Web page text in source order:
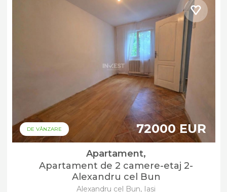
DE VÂNZARE 72000 EUR
Apartament,
Apartament de 2 camere-etaj 2-
Alexandru cel Bun
Alexandru cel Bun, Iasi